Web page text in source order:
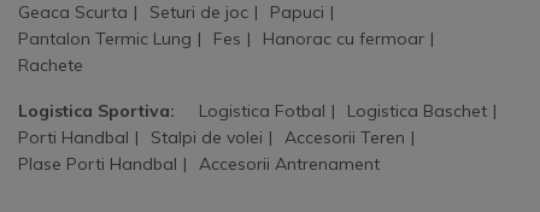
Geaca Scurta
Seturi de joc
Papuci
Pantalon Termic Lung
Fes
Hanorac cu fermoar
Rachete
Logistica Sportiva: Logistica Fotbal
Logistica Baschet
Porti Handbal
Stalpi de volei
Accesorii Teren
Plase Porti Handbal
Accesorii Antrenament